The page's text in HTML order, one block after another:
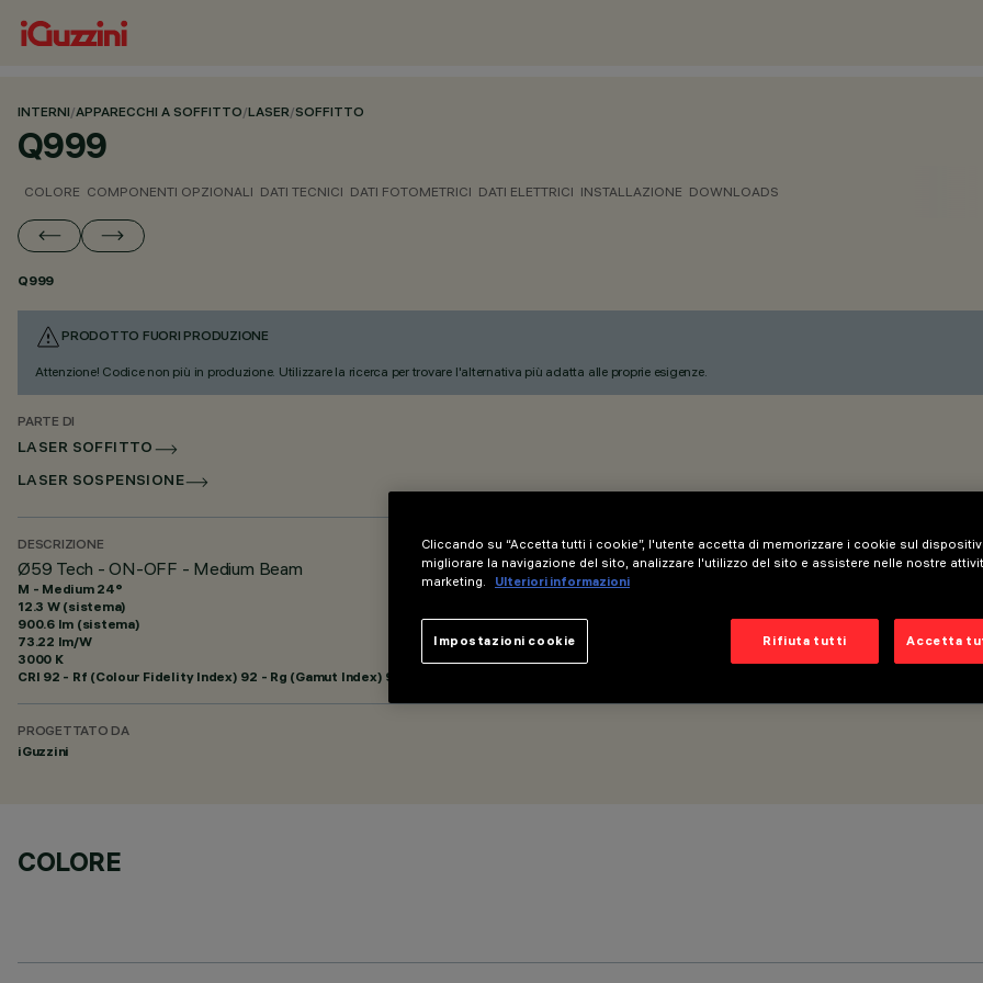
INTERNI/APPARECCHI A SOFFITTO/LASER/SOFFITTO
Q999
COLORE COMPONENTI OPZIONALI DATI TECNICI DATI FOTOMETRICI DATI ELETTRICI INSTALLAZIONE DOWNLOADS
Q999
PRODOTTO FUORI PRODUZIONE
Attenzione! Codice non più in produzione. Utilizzare la ricerca per trovare l'alternativa più adatta alle proprie esigenze.
PARTE DI
LASER SOFFITTO
LASER SOSPENSIONE
DESCRIZIONE
Ø59 Tech - ON-OFF - Medium Beam
M - Medium 24°
12.3 W (sistema)
900.6 lm (sistema)
73.22 lm/W
3000 K
CRI 92 - Rf (Colour Fidelity Index) 92 - Rg (Gamut Index) 99
PROGETTATO DA
iGuzzini
COLORE
Cliccando su “Accetta tutti i cookie”, l'utente accetta di memorizzare i cookie sul
migliorare la navigazione del sito, analizzare l'utilizzo del sito e assistere nelle nostre
marketing.
Ulteriori informazioni
Rifiuta tutti Accetta
Impostazioni cookie